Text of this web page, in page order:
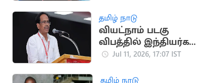
அதிபரின் விசித்திர
பரிசு
தமிழ் நாடு
வியட்நாம் படகு
விபத்தில் இந்தியர்கள்
உயிரிழப்பு.. CPI
Jul 11, 2026, 17:07 IST